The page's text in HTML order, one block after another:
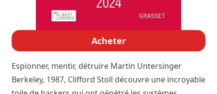
Acheter
Espionner, mentir, détruire Martin Untersinger
Berkeley, 1987, Clifford Stoll découvre une incroyable